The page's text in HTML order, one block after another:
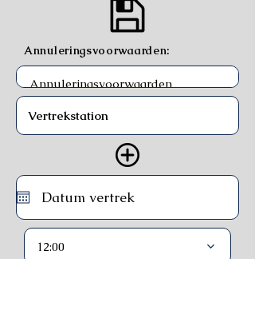
Annuleringsvoorwaarden:
12:00